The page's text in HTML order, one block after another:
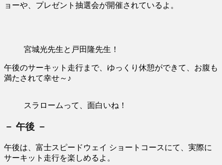
ョーや、プレゼント抽選会が開催されているよ。
宮城光先生と戸田隆先生！
午後のサーキット走行まで、ゆっくり休憩ができて、お腹も
満たされて幸せ～♪
スラロームって、面白いね！
－ 午後 －
午後は、富士スピードウェイ ショートコースにて、実際に
サーキット走行を楽しめるよ。